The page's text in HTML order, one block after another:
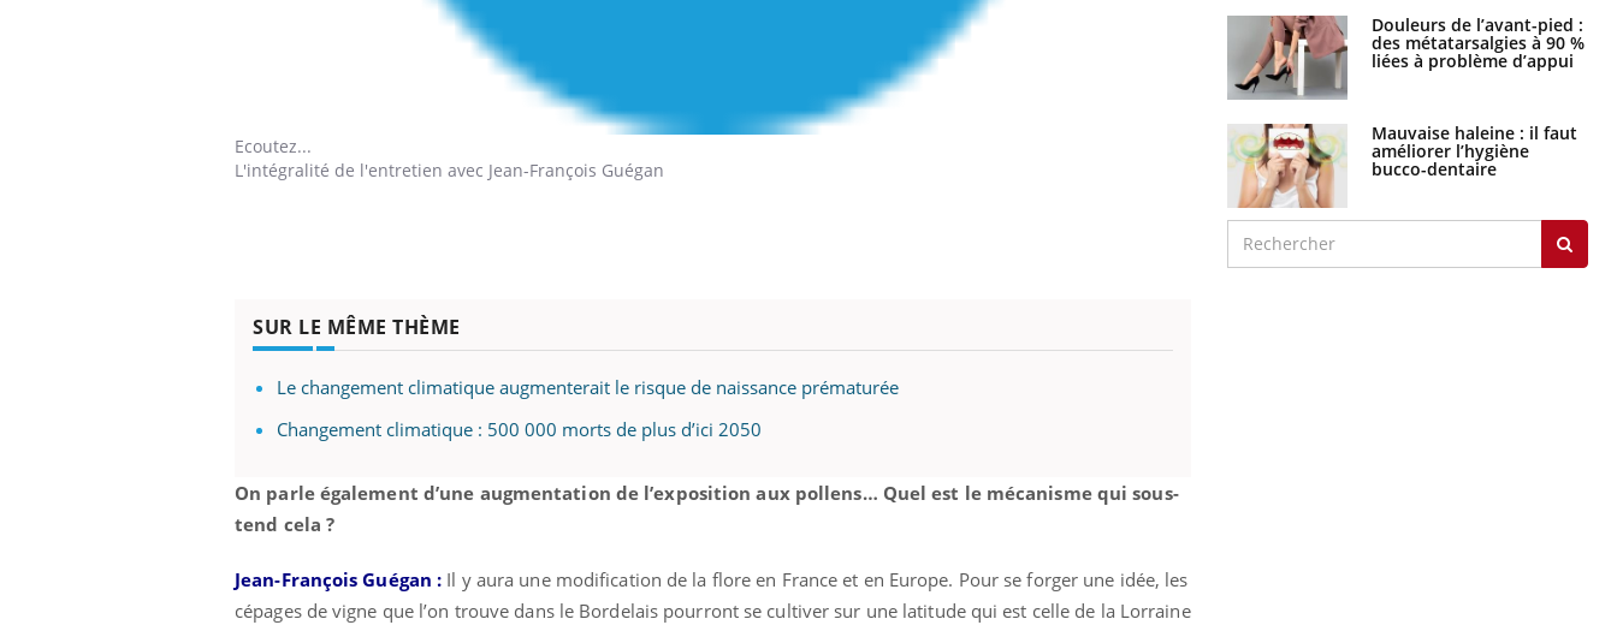
Ecoutez...
L'intégralité de l'entretien avec Jean-François Guégan
SUR LE MÊME THÈME
Le changement climatique augmenterait le risque de naissance prématurée
Changement climatique : 500 000 morts de plus d’ici 2050
On parle également d’une augmentation de l’exposition aux pollens… Quel est le mécanisme qui sous-
tend cela ?
Jean-François Guégan : Il y aura une modification de la flore en France et en Europe. Pour se forger une idée, les
cépages de vigne que l’on trouve dans le Bordelais pourront se cultiver sur une latitude qui est celle de la Lorraine
Douleurs de l’avant-pied :
des métatarsalgies à 90 %
liées à problème d’appui
Mauvaise haleine : il faut
améliorer l’hygiène
bucco-dentaire